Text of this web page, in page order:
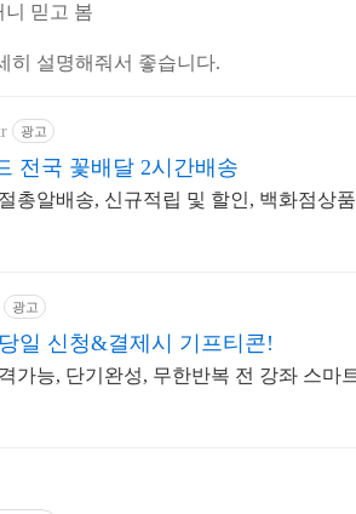
니 믿고 봄
히 설명해줘서 좋습니다.
광고
전국 꽃배달 2시간배송
총알배송, 신규적립 및 할인, 백화점상
광고
일 신청&결제시 기프티콘!
가능, 단기완성, 무한반복 전 강좌 스마